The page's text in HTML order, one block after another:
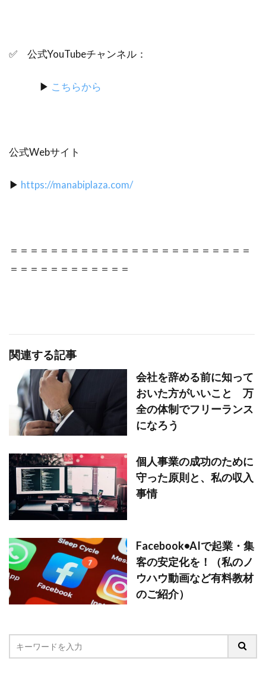
✅ 公式YouTubeチャンネル：
▶︎ こちらから
公式Webサイト
▶︎ https://manabiplaza.com/
＝＝＝＝＝＝＝＝＝＝＝＝＝＝＝＝＝＝＝＝＝＝＝＝
＝＝＝＝＝＝＝＝＝＝＝＝
関連する記事
会社を辞める前に知って
おいた方がいいこと 万
全の体制でフリーランス
になろう
個人事業の成功のために
守った原則と、私の収入
事情
Facebook•AIで起業・集
客の安定化を！（私のノ
ウハウ動画など有料教材
のご紹介）